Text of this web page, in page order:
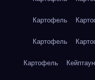
Картофель
Картофель
Картофель Кейптаун